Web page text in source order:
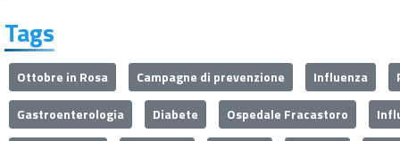
Tags
Ottobre in Rosa Campagne di prevenzione Influenza
Gastroenterologia
Diabete Ospedale Fracastoro